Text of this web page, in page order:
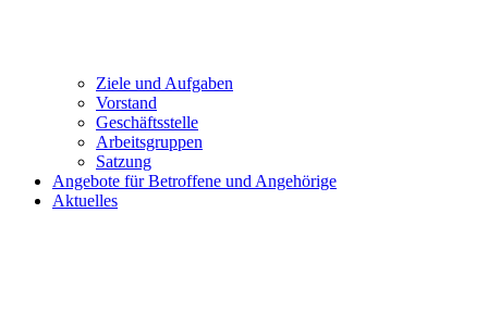
Ziele und Aufgaben
Vorstand
Geschäftsstelle
Arbeitsgruppen
Satzung
Angebote für Betroffene und Angehörige
Aktuelles